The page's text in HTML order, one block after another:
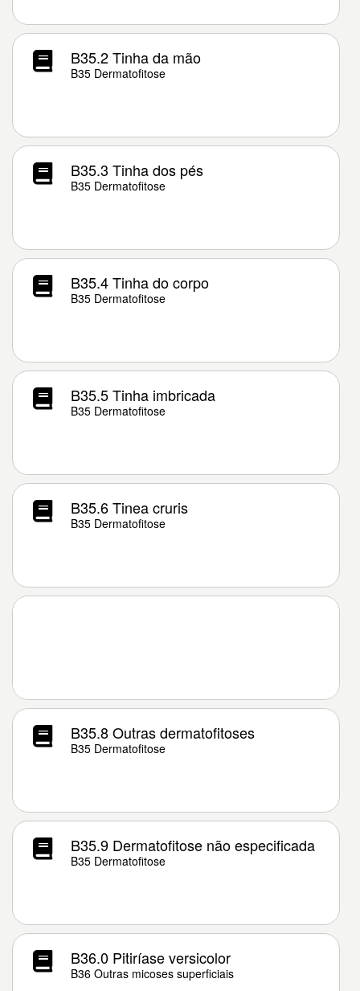
B35.2 Tinha da mão
B35 Dermatofitose
B35.3 Tinha dos pés
B35 Dermatofitose
B35.4 Tinha do corpo
B35 Dermatofitose
B35.5 Tinha imbricada
B35 Dermatofitose
B35.6 Tinea cruris
B35 Dermatofitose
B35.8 Outras dermatofitoses
B35 Dermatofitose
B35.9 Dermatofitose não especificada
B35 Dermatofitose
B36.0 Pitiríase versicolor
B36 Outras micoses superficiais